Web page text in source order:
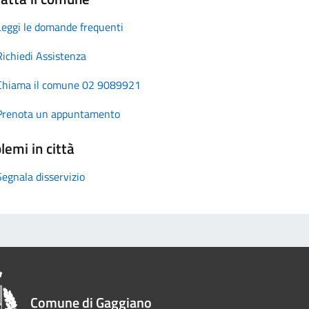
le domande frequenti
Assistenza
il comune 02 9089921
un appuntamento
in città
disservizio
Comune di Gaggiano